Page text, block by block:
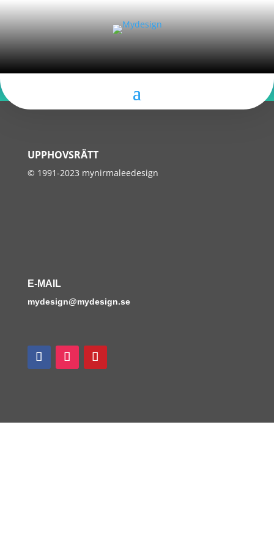
UPPHOVSRÄTT
© 1991-2023 mynirmaleedesign
E-MAIL
mydesign@mydesign.se